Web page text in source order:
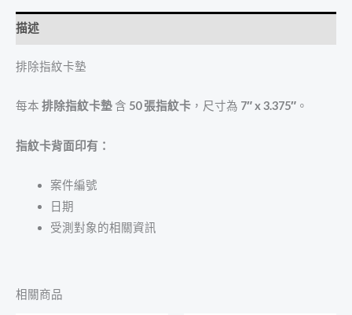
描述
排除指紋卡墊
每本 排除指紋卡墊 含 50 張指紋卡 ，尺寸為 7″ x 3.375″ 。
指紋卡背面印有：
案件編號
日期
受測對象的相關資訊
相關商品